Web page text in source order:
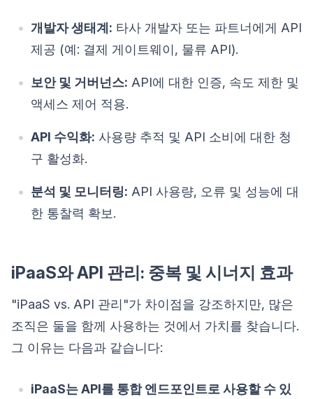
개발자 생태계: 타사 개발자 또는 파트너에게 API
제공 (예: 결제 게이트웨이, 물류 API).
보안 및 거버넌스: API에 대한 인증, 속도 제한 및
액세스 제어 적용.
API 수익화: 사용량 추적 및 API 소비에 대한 청
구 활성화.
분석 및 모니터링: API 사용량, 오류 및 성능에 대
한 통찰력 확보.
iPaaS와 API 관리: 중복 및 시너지 효과
"iPaaS vs. API 관리"가 차이점을 강조하지만, 많은
조직은 둘을 함께 사용하는 것에서 가치를 찾습니다.
그 이유는 다음과 같습니다:
iPaaS는 API를 통합 엔드포인트로 사용할 수 있